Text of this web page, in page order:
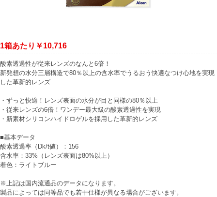
1箱あたり￥10,716
酸素透過性が従来レンズのなんと6倍！
新発想の水分三層構造で80％以上の含水率でうるおう快適なつけ心地を実現
した革新的レンズ
・ずっと快適！レンズ表面の水分が目と同様の80％以上
・従来レンズの6倍！ワンデー最大級の酸素透過性を実現
・新素材シリコンハイドロゲルを採用した革新的レンズ
■基本データ
酸素透過率（Dk/t値）：156
含水率：33%（レンズ表面は80%以上）
着色：ライトブルー
※上記は国内流通品のデータになります。
製品によっては同等品でも若干仕様が異なる場合がございます。